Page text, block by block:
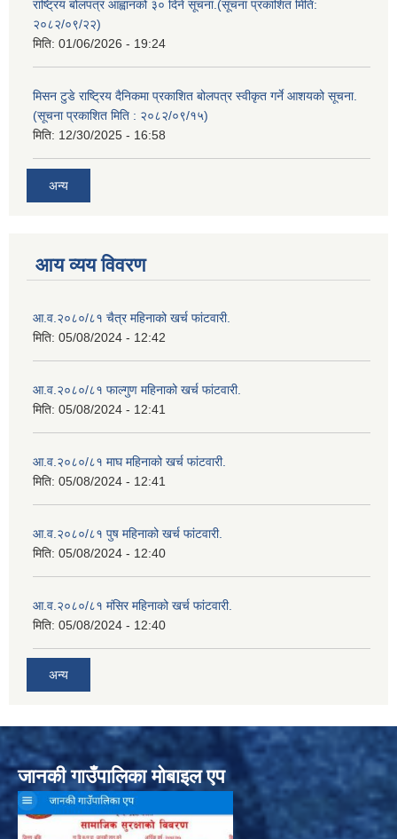
राष्ट्रिय बोलपत्र आह्वानको ३० दिने सूचना.(सूचना प्रकाशित मिति:
२०८२/०९/२२)
मिति: 01/06/2026 - 19:24
मिसन टुडे राष्ट्रिय दैनिकमा प्रकाशित बोलपत्र स्वीकृत गर्ने आशयको सूचना.
(सूचना प्रकाशित मिति : २०८२/०९/१५)
मिति: 12/30/2025 - 16:58
अन्य
आय व्यय विवरण
आ.व.२०८०/८१ चैत्र महिनाको खर्च फांटवारी.
मिति: 05/08/2024 - 12:42
आ.व.२०८०/८१ फाल्गुण महिनाको खर्च फांटवारी.
मिति: 05/08/2024 - 12:41
आ.व.२०८०/८१ माघ महिनाको खर्च फांटवारी.
मिति: 05/08/2024 - 12:41
आ.व.२०८०/८१ पुष महिनाको खर्च फांटवारी.
मिति: 05/08/2024 - 12:40
आ.व.२०८०/८१ मंसिर महिनाको खर्च फांटवारी.
मिति: 05/08/2024 - 12:40
अन्य
जानकी गाउँपालिका मोबाइल एप